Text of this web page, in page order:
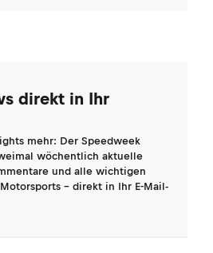
direkt in Ihr
mehr: Der Speedweek
wöchentlich aktuelle
und alle wichtigen
- direkt in Ihr E-Mail-